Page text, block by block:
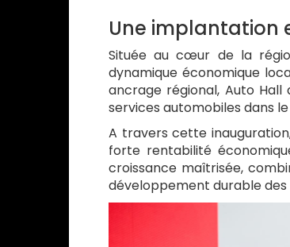
Une implantation
Située au cœur de la
dynamique économique
ancrage régional, Auto
services automobiles dans le
A travers cette
forte rentabilité
croissance maîtrisée,
développement durable